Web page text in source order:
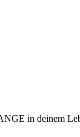
in deinem